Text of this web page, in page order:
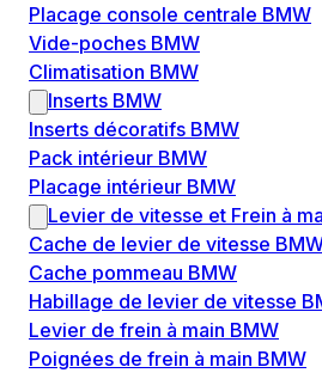
Placage console centrale BMW
Vide-poches BMW
Climatisation BMW
Inserts BMW
Inserts décoratifs BMW
Pack intérieur BMW
Placage intérieur BMW
Levier de vitesse et Frein à
Cache de levier de vitesse
Cache pommeau BMW
Habillage de levier de vitesse
Levier de frein à main BMW
Poignées de frein à main BMW